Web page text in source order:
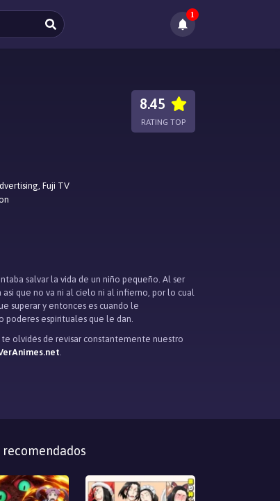
1
8.45
RATING TOP
Fuji TV
salvar la vida de un niño pequeño. Al ser
que no va ni al cielo ni al infierno, por lo cual
superar y entonces es cuando le
poderes espirituales que le dan.
te olvidés de revisar constantemente nuestro
.
recomendados